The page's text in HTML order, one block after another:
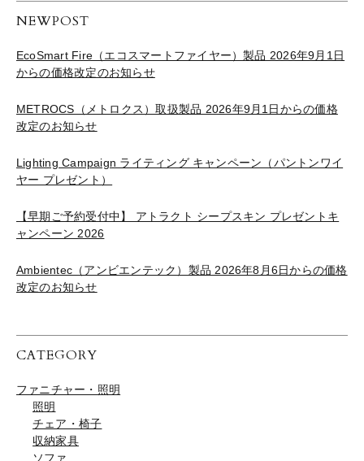
NEWPOST
EcoSmart Fire（エコスマートファイヤー）製品 2026年9月1日
からの価格改定のお知らせ
METROCS（メトロクス）取扱製品 2026年9月1日からの価格
改定のお知らせ
Lighting Campaign ライティング キャンペーン（パントンワイ
ヤー プレゼント）
【早期ご予約受付中】 アトラクト シープスキン プレゼントキ
ャンペーン 2026
Ambientec（アンビエンテック）製品 2026年8月6日からの価格
改定のお知らせ
CATEGORY
ファニチャー・照明
照明
チェア・椅子
収納家具
ソファ